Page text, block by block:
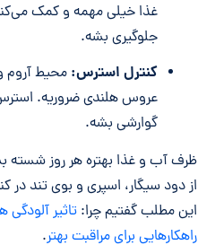
غذا خیلی مهمه و کمک
جلوگیری بشه.
کنترل استرس: محیط آروم
عروس هلندی ضروریه.
گوارشی بشه.
ظرف آب و غذا بهتره هر روز شسته
از دود سیگار، اسپری و بوی تند در
این مطلب گفتیم چرا: تاثیر آلودگی
راهکارهایی برای مراقبت بهتر.